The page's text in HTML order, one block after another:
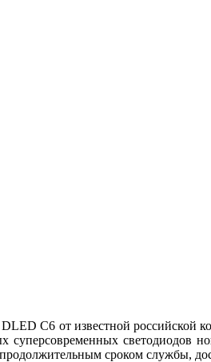
C6 от известной
суперсовременных светодиодов
сроком службы,